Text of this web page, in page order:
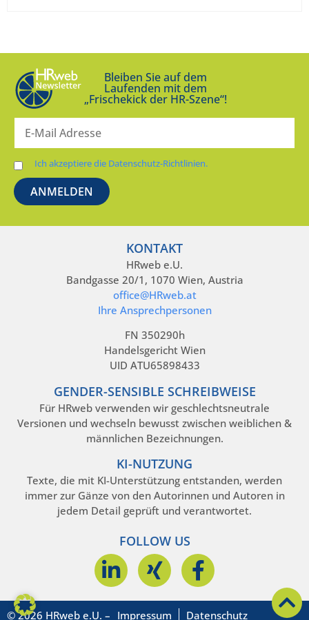
Bleiben Sie auf dem
Laufenden mit dem
„Frischekick der HR-Szene“!
Ich akzeptiere die Datenschutz-Richtlinien.
KONTAKT
HRweb e.U.
Bandgasse 20/1, 1070 Wien, Austria
office@HRweb.at
Ihre Ansprechpersonen
FN 350290h
Handelsgericht Wien
UID ATU65898433
GENDER-SENSIBLE SCHREIBWEISE
Für HRweb verwenden wir geschlechtsneutrale
Versionen und wechseln bewusst zwischen weiblichen &
männlichen Bezeichnungen.
KI-NUTZUNG
Texte, die mit KI-Unterstützung entstanden, werden
immer zur Gänze von den Autorinnen und Autoren in
jedem Detail geprüft und verantwortet.
FOLLOW US
© 2026 HRweb e.U. – Impressum Datenschutz